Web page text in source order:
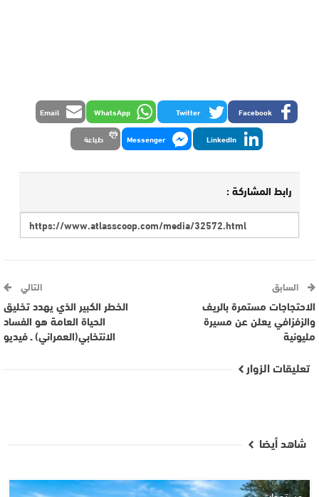
Facebook
Twitter
WhatsApp
Email
LinkedIn
Messenger طباعة
رابط المشاركة :
السابق
الاحتجاجات مستمرة بالريف
والزفزافي يعلن عن مسيرة
مليونية
التالي
الخطر الكبير الذي يهدد تخليق
الحياة العامة هو الفساد
الانتخابي(العمراني) ـ فيديو
تعليقات الزوار
شاهد أيضا